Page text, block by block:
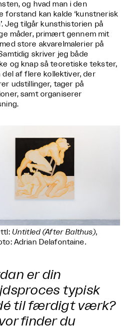
og hvad man i den
forstand kan kalde ‘kunstnerisk
Jeg tilgår kunsthistorien på
måder, primært gennem mit
store akvarelmalerier på
skriver jeg både
og knap så teoretiske tekster,
del af flere kollektiver, der
udstillinger, tager på
samt organiserer
Untitled (After Balthus),
Adrian Delafontaine.
er din
typisk
til færdigt værk?
finder du